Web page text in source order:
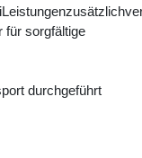
für sorgfältige
durchgeführt